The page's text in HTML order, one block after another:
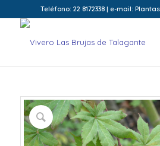
Teléfono: 22 8172338 | e-mail: